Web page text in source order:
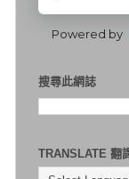
Powered by
搜尋此網誌
TRANSLATE 翻